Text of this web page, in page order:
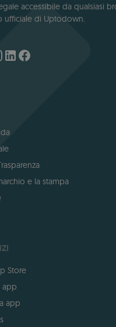
accessibile da qualsiasi
ufficiale di Uptodown.
e la stampa
Store
app
app